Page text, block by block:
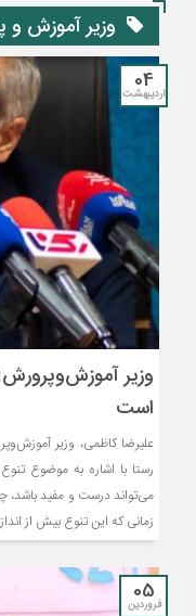
وزیر آموزش و
04
اردیبهشت
وزیر
است
علیرضا کاظمی، وزیر
رستا با اشاره به موضوع
می‌تواند درست و مفید باشد،
زمانی که این تنوع بیش از
05
فروردین